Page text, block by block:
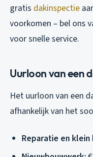
gratis dakinspectie
voorkomen – bel ons
voor snelle service.
Uurloon van een
Het uurloon van een
afhankelijk van het
Reparatie en klein